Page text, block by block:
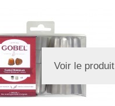
Voir le produit